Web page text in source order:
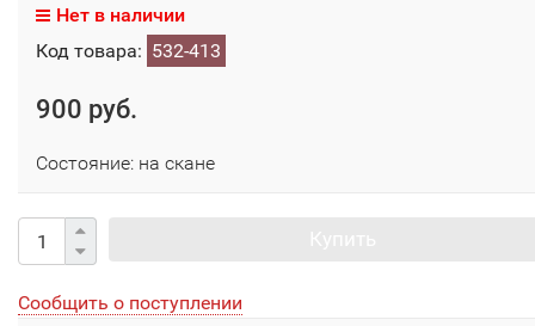
Нет в наличии
Код товара: 532-413
900 руб.
Состояние: на скане
Сообщить о поступлении